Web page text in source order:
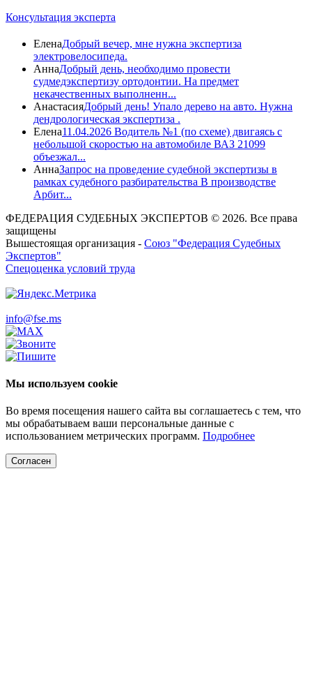
Консультация эксперта
ЕленаДобрый вечер, мне нужна экспертиза
электровелосипеда.
АннаДобрый день, необходимо провести
судмедэкспертизу ортодонтии. На предмет
некачественных выполненн...
АнастасияДобрый день! Упало дерево на авто. Нужна
дендрологическая экспертиза .
Елена11.04.2026 Водитель №1 (по схеме) двигаясь с
небольшой скоростью на автомобиле ВАЗ 21099
объезжал...
АннаЗапрос на проведение судебной экспертизы в
рамках судебного разбирательства В производстве
Арбит...
ФЕДЕРАЦИЯ СУДЕБНЫХ ЭКСПЕРТОВ © 2026. Все права
защищены
Вышестоящая организация - Союз "Федерация Судебных
Экспертов"
Спецоценка условий труда
info@fse.ms
Мы используем cookie
Во время посещения нашего сайта вы соглашаетесь с тем, что
мы обрабатываем ваши персональные данные с
использованием метрических программ. Подробнее
Согласен